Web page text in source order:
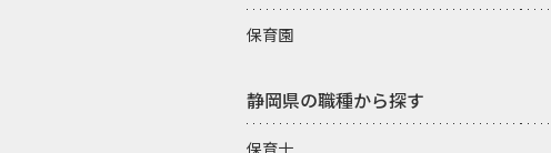
保育園
静岡県の職種から探す
保育士